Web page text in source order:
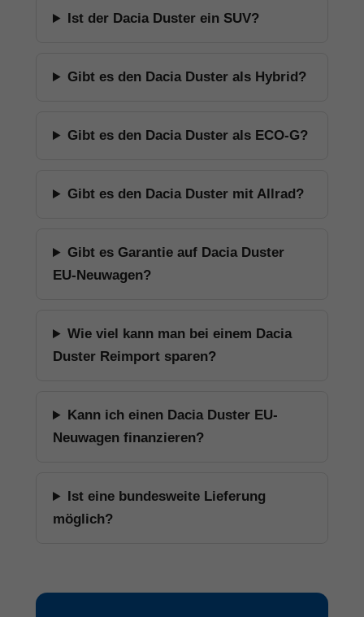
Ist der Dacia Duster ein SUV?
Gibt es den Dacia Duster als Hybrid?
Gibt es den Dacia Duster als ECO-G?
Gibt es den Dacia Duster mit Allrad?
Gibt es Garantie auf Dacia Duster
EU-Neuwagen?
Wie viel kann man bei einem Dacia
Duster Reimport sparen?
Kann ich einen Dacia Duster EU-
Neuwagen finanzieren?
Ist eine bundesweite Lieferung
möglich?